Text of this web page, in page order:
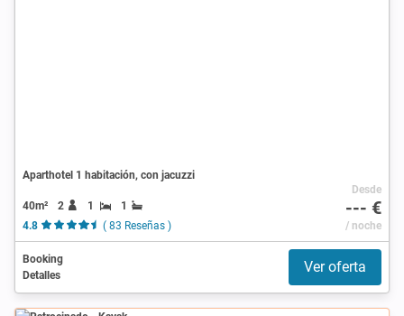
Aparthotel 1 habitación, con jacuzzi
40m² 2 1
1
4.8
( 83 Reseñas )
Desde
--- €
/ noche
Booking
Detalles
Ver oferta